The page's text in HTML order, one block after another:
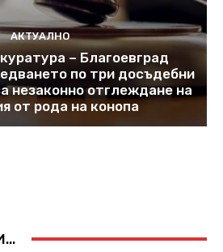
АКТУАЛНО
– Благоевград
по три досъдебни
незаконно отглеждане на
от рода на конопа